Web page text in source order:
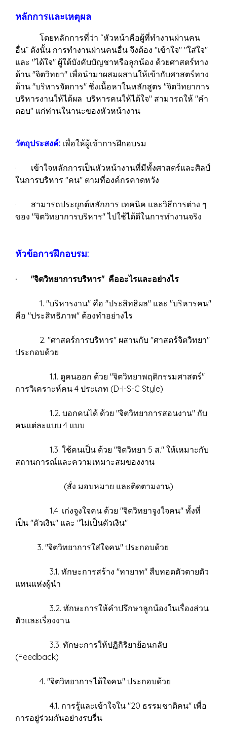
หลักการและเหตุผล
โดยหลักการที่ว่า “หัวหน้าคือผู้ที่ทำงานผ่านคน
อื่น” ดังนั้น การทำงานผ่านคนอื่น จึงต้อง "เข้าใจ" "ใส่ใจ"
และ "ได้ใจ" ผู้ใต้บังคับบัญชาหรือลูกน้อง ด้วยศาสตร์ทาง
ด้าน "จิตวิทยา" เพื่อนำมาผสมผสานให้เข้ากับศาสตร์ทาง
ด้าน "บริหารจัดการ" ซึ่งเนื้อหาในหลักสูตร "จิตวิทยาการ
บริหารงานให้ได้ผล บริหารคนให้ได้ใจ" สามารถให้ "คำ
ตอบ" แก่ท่านในานะของหัวหน้างาน
วัตถุประสงค์: เพื่อให้ผู้เข้าการฝึกอบรม
· เข้าใจหลักการเป็นหัวหน้างานที่มีทั้งศาสตร์และศิลป์
ในการบริหาร "คน" ตามที่องค์กรคาดหวัง
· สามารถประยุกต์หลักการ เทคนิค และวิธีการต่าง ๆ
ของ "จิตวิทยาการบริหาร" ไปใช้ได้ดีในการทำงานจริง
หัวข้อการฝึกอบรม:
· "จิตวิทยาการบริหาร" คืออะไรและอย่างไร
1. "บริหารงาน" คือ "ประสิทธิผล" และ "บริหารคน"
คือ "ประสิทธิภาพ" ต้องทำอย่างไร
2. "ศาสตร์การบริหาร" ผสานกับ "ศาสตร์จิตวิทยา"
ประกอบด้วย
1.1. ดูคนออก ด้วย "จิตวิทยาพฤติกรรมศาสตร์"
การวิเคราะห์คน 4 ประเภท (D-I-S-C Style)
1.2. บอกคนได้ ด้วย "จิตวิทยาการสอนงาน" กับ
คนแต่ละแบบ 4 แบบ
1.3. ใช้คนเป็น ด้วย "จิตวิทยา 5 ส." ให้เหมาะกับ
สถานการณ์และความเหมาะสมของงาน
(สั่ง มอบหมาย และติดตามงาน)
1.4. เก่งจูงใจคน ด้วย "จิตวิทยาจูงใจคน" ทั้งที่
เป็น "ตัวเงิน" และ "ไม่เป็นตัวเงิน"
3. "จิตวิทยาการใส่ใจคน" ประกอบด้วย
3.1. ทักษะการสร้าง "ทายาท" สืบทอดตัวตายตัว
แทนแห่งผู้นำ
3.2. ทักษะการให้คำปรึกษาลูกน้องในเรื่องส่วน
ตัวและเรื่องงาน
3.3. ทักษะการให้ปฏิกิริยาย้อนกลับ
(Feedback)
4. "จิตวิทยาการได้ใจคน" ประกอบด้วย
4.1. การรู้และเข้าใจใน "20 ธรรมชาติคน" เพื่อ
การอยู่ร่วมกันอย่างรบรื่น